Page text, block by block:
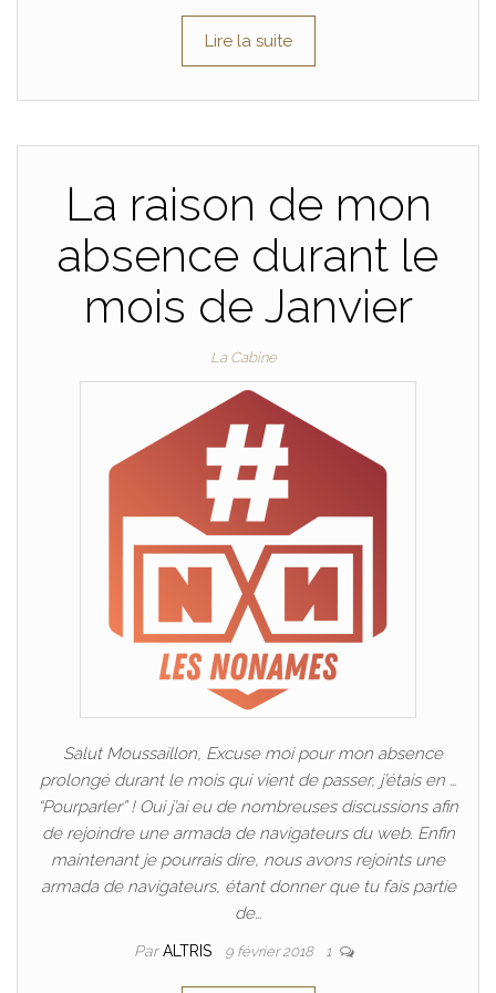
Lire la suite
La raison de mon
absence durant le
mois de Janvier
La Cabine
Salut Moussaillon, Excuse moi pour mon absence
prolongé durant le mois qui vient de passer, j’étais en …
“Pourparler” ! Oui j’ai eu de nombreuses discussions afin
de rejoindre une armada de navigateurs du web. Enfin
maintenant je pourrais dire, nous avons rejoints une
armada de navigateurs, étant donner que tu fais partie
de…
ParALTRIS 9 février 2018 1